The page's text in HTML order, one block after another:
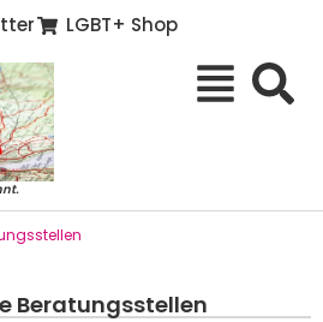
LGBT+ Shop
Beratungsstellen